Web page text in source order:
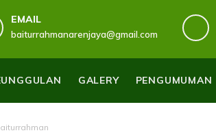
EMAIL
baiturrahmanarenjaya@gmail.com
GALERY PENGUMUMAN